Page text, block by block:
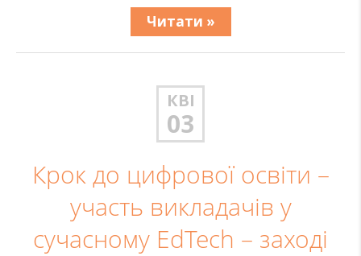
Читати »
КВІ
03
Крок до цифрової освіти –
участь викладачів у
сучасному EdTech – заході